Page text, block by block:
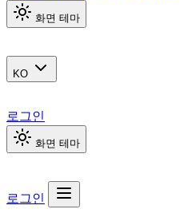
화면 테마
KO
로그인
화면 테마
로그인